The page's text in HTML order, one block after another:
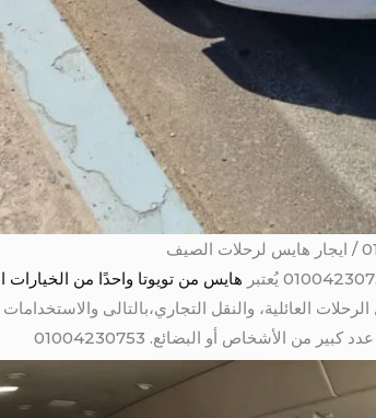
هايس من تويوتا واحدًا من
العائلية، والنقل التجاري،بالتالى
من الأشخاص أو البضائع. 01004230753